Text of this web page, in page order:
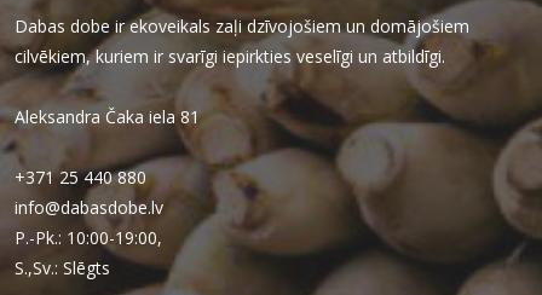
Dabas dobe ir ekoveikals zaļi dzīvojošiem un domājošiem
cilvēkiem, kuriem ir svarīgi iepirkties veselīgi un atbildīgi.
Aleksandra Čaka iela 81
+371 25 440 880
info@dabasdobe.lv
P.-Pk.: 10:00-19:00,
S.,Sv.: Slēgts